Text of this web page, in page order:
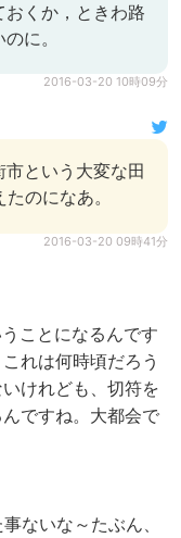
くか，ときわ路
に。
2016-03-20 10時09分
という大変な田
のになあ。
2016-03-20 09時41分
ことになるんです
れは何時頃だろう
けれども、切符を
ですね。大都会で
ないな～たぶん、